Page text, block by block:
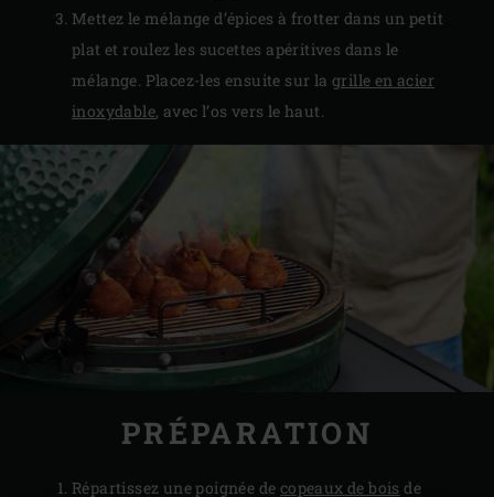
Mettez le mélange d’épices à frotter dans un petit
plat et roulez les sucettes apéritives dans le
mélange. Placez-les ensuite sur la grille en acier
inoxydable, avec l’os vers le haut.
PRÉPARATION
Répartissez une poignée de copeaux de bois de